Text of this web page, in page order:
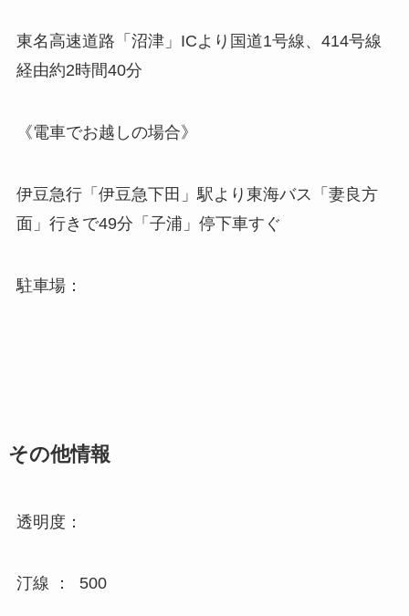
東名高速道路「沼津」ICより国道1号線、414号線
経由約2時間40分
《電車でお越しの場合》
伊豆急行「伊豆急下田」駅より東海バス「妻良方
面」行きで49分「子浦」停下車すぐ
駐車場：
その他情報
透明度：
汀線 ： 500